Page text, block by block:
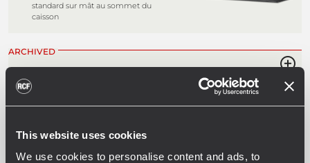
This website uses cookies
We use cookies to personalise content and ads, to
standard sur mât au sommet du
caisson
ARCHIVED
S 5012
BASS REFLEX SUBWOOFER
Woofer 12 pouces avec bobine à haut
Niveau de pression acoustique